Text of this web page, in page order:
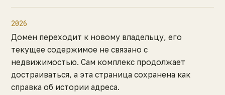
2026
Домен переходит к новому владельцу, его
текущее содержимое не связано с
недвижимостью. Сам комплекс продолжает
достраиваться, а эта страница сохранена как
справка об истории адреса.